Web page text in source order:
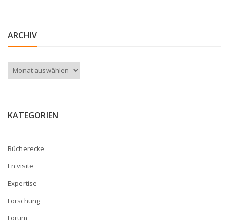
ARCHIV
Archiv
KATEGORIEN
Bücherecke
En visite
Expertise
Forschung
Forum